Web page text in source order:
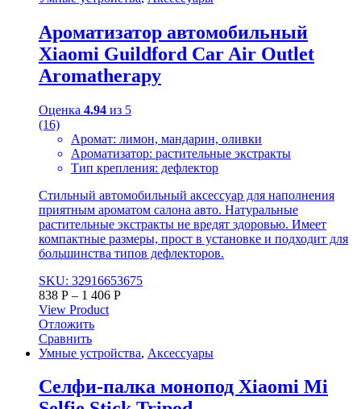
Ароматизатор автомобильный
Xiaomi Guildford Car Air Outlet
Aromatherapy
Оценка 4.94 из 5
(16)
Аромат: лимон, мандарин, оливки
Ароматизатор: растительные экстракты
Тип крепления: дефлектор
Стильный автомобильный аксессуар для наполнения
приятным ароматом салона авто. Натуральные
растительные экстракты не вредят здоровью. Имеет
компактные размеры, прост в установке и подходит для
большинства типов дефлекторов.
SKU: 32916653675
838 Р – 1 406 Р
View Product
Отложить
Сравнить
Умные устройства, Аксессуары
Селфи-палка монопод Xiaomi Mi